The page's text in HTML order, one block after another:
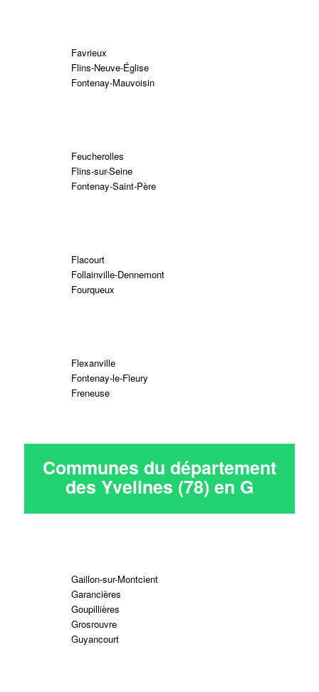
Favrieux
Flins-Neuve-Église
Fontenay-Mauvoisin
Feucherolles
Flins-sur-Seine
Fontenay-Saint-Père
Flacourt
Follainville-Dennemont
Fourqueux
Flexanville
Fontenay-le-Fleury
Freneuse
Communes du département
des Yvelines (78) en G
Gaillon-sur-Montcient
Garancières
Goupillières
Grosrouvre
Guyancourt